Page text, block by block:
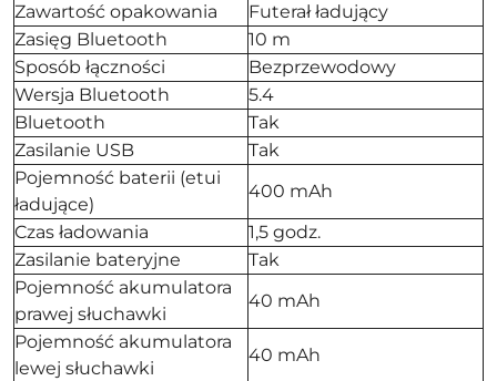
Zawartość opakowania
Futerał ładujący
Zasięg Bluetooth
10 m
Sposób łączności
Bezprzewodowy
Wersja Bluetooth
5.4
Bluetooth
Tak
Zasilanie USB
Tak
Pojemność baterii (etui
ładujące)
400 mAh
Czas ładowania
1,5 godz.
Zasilanie bateryjne
Tak
Pojemność akumulatora
prawej słuchawki
40 mAh
Pojemność akumulatora
lewej słuchawki
40 mAh